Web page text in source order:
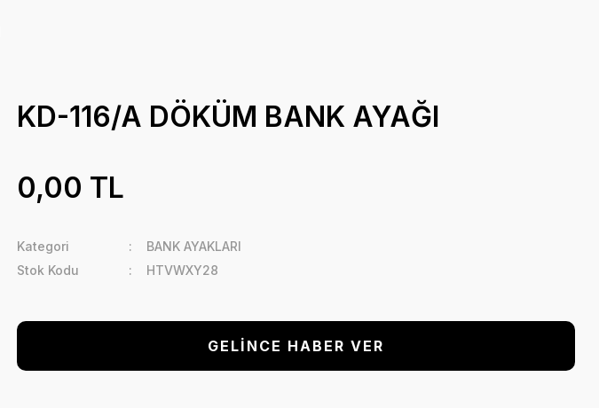
KD-116/A DÖKÜM BANK AYAĞI
0,00 TL
Kategori
BANK AYAKLARI
Stok Kodu
HTVWXY28
GELİNCE HABER VER